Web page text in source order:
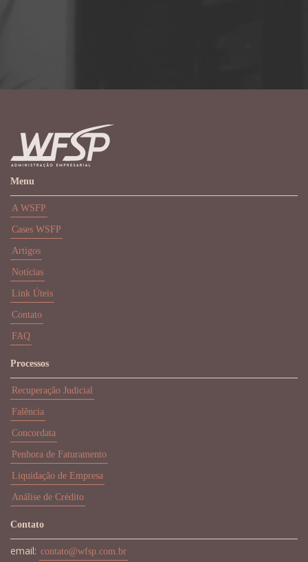
Menu
A WSFP
Cases WSFP
Artigos
Notícias
Link Úteis
Contato
FAQ
Processos
Recuperação Judicial
Falência
Concordata
Penhora de Faturamento
Liquidação de Empresa
Análise de Crédito
Contato
email: contato@wfsp.com.br